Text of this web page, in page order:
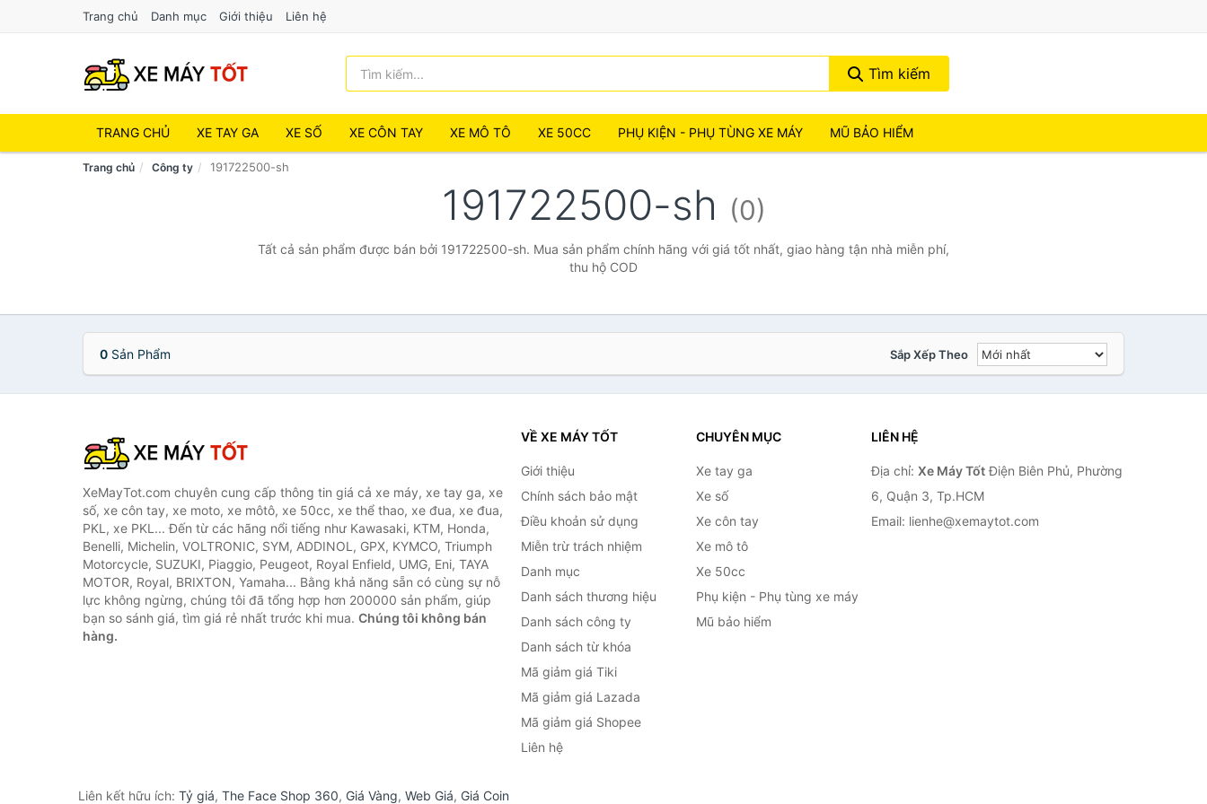
Trang chủ Danh mục Giới thiệu Liên hệ
Tìm kiếm
TRANG CHỦ XE TAY GA XE SỐ XE CÔN TAY XE MÔ TÔ XE 50CC PHỤ KIỆN - PHỤ TÙNG XE MÁY MŨ BẢO HIỂM
Trang chủ Công ty 191722500-sh
191722500-sh (0)
Tất cả sản phẩm được bán bởi 191722500-sh. Mua sản phẩm chính hãng với giá tốt nhất, giao hàng tận nhà miễn phí,
thu hộ COD
0 Sản Phẩm Sắp Xếp Theo
XeMayTot.com chuyên cung cấp thông tin giá cả xe máy, xe tay ga, xe
số, xe côn tay, xe moto, xe môtô, xe 50cc, xe thể thao, xe đua, xe đua,
PKL, xe PKL... Đến từ các hãng nổi tiếng như Kawasaki, KTM, Honda,
Benelli, Michelin, VOLTRONIC, SYM, ADDINOL, GPX, KYMCO, Triumph
Motorcycle, SUZUKI, Piaggio, Peugeot, Royal Enfield, UMG, Eni, TAYA
MOTOR, Royal, BRIXTON, Yamaha... Bằng khả năng sẵn có cùng sự nỗ
lực không ngừng, chúng tôi đã tổng hợp hơn 200000 sản phẩm, giúp
bạn so sánh giá, tìm giá rẻ nhất trước khi mua. Chúng tôi không bán
hàng.
VỀ XE MÁY TỐT
Giới thiệu
Chính sách bảo mật
Điều khoản sử dụng
Miễn trừ trách nhiệm
Danh mục
Danh sách thương hiệu
Danh sách công ty
Danh sách từ khóa
Mã giảm giá Tiki
Mã giảm giá Lazada
Mã giảm giá Shopee
Liên hệ
CHUYÊN MỤC
Xe tay ga
Xe số
Xe côn tay
Xe mô tô
Xe 50cc
Phụ kiện - Phụ tùng xe máy
Mũ bảo hiểm
LIÊN HỆ
Địa chỉ: Xe Máy TốtĐiện Biên Phủ, Phường
6, Quận 3, Tp.HCM
Email: lienhe@xemaytot.com
Liên kết hữu ích: Tỷ giá, The Face Shop 360, Giá Vàng, Web Giá, Giá Coin